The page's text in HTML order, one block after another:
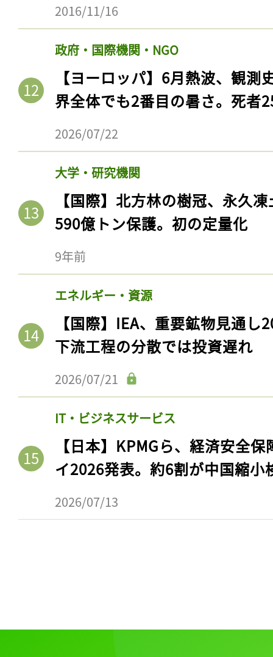
2016/11/16
政府・国際機関・NGO
【ヨーロッパ】6月熱波、観
界全体でも2番目の暑さ。死者
2026/07/22
大学・研究機関
【国際】北方林の樹冠、永久
590億トン保護。初の定量化
9年前
エネルギー・資源
【国際】IEA、重要鉱物見通
下流工程の分散では投資遅れ
2026/07/21
IT・ビジネスサービス
【日本】KPMGら、経済安全
イ2026発表。約6割が中国縮小
2026/07/13